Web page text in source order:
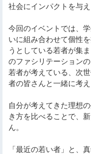
社会にインパクトを与
今回のイベントでは、
いに組み合わせて個性
うとしている若者が集
のファシリテーション
若者が考えている、次
者の皆さんと一緒に考え
自分が考えてきた理想
き方を比べることで、
ん。
「最近の若い者」と、